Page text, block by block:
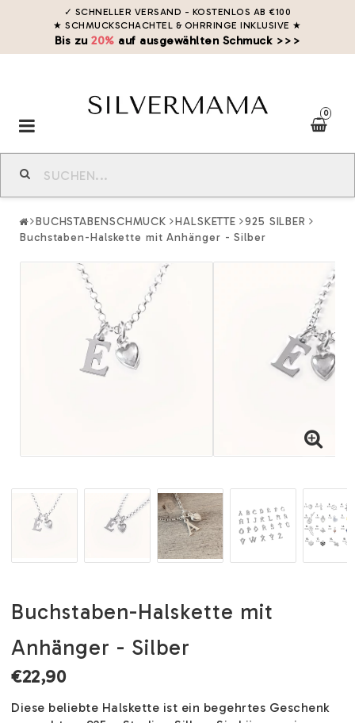
✓ SCHNELLER VERSAND - KOSTENLOS AB €100
★ SCHMUCKSCHACHTEL & OHRRINGE INKLUSIVE ★
Bis zu20% auf ausgewählten Schmuck >>>
0
Toggle
navigation
BUCHSTABENSCHMUCK HALSKETTE
925 SILBER
Buchstaben-Halskette mit Anhänger - Silber
Buchstaben-Halskette mit
Anhänger - Silber
€22,90
Diese beliebte Halskette ist ein begehrtes Geschenk